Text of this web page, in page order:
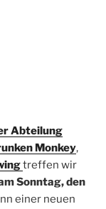
Abteilung
Monkey,
treffen wir
Sonntag, den
einer neuen